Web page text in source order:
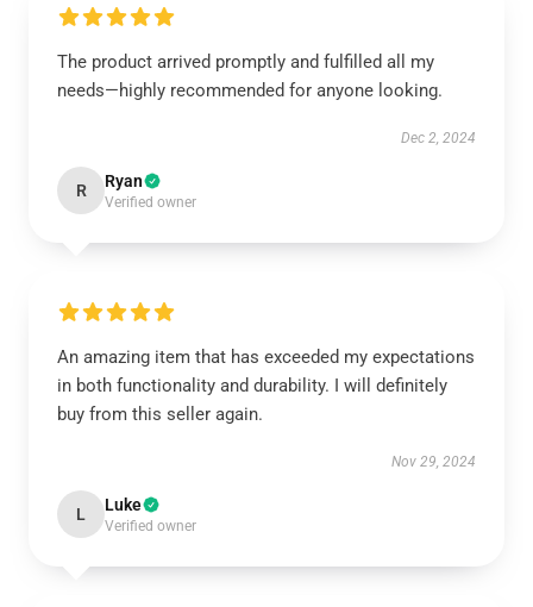
The product arrived promptly and fulfilled all my
needs—highly recommended for anyone looking.
Dec 2, 2024
R Ryan
Verified owner
An amazing item that has exceeded my expectations
in both functionality and durability. I will definitely
buy from this seller again.
Nov 29, 2024
L Luke
Verified owner